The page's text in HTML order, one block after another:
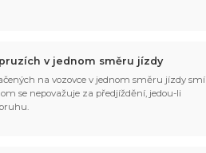
v jednom směru jízdy
na vozovce v jednom směru jízdy smí
se nepovažuje za předjíždění, jedou-li